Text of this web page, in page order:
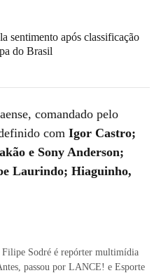
sentimento após classificação
do Brasil
comandado pelo
com Igor Castro;
e Sony Anderson;
Laurindo; Hiaguinho,
Filipe Sodré é repórter multimídia
passou por LANCE! e Esporte